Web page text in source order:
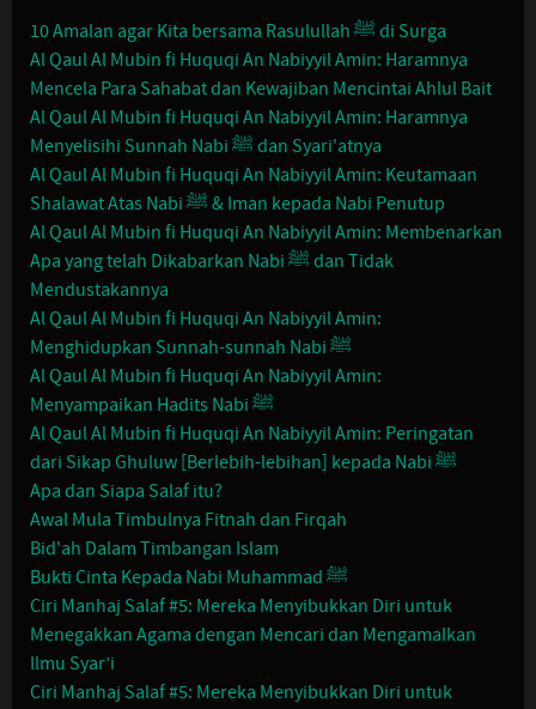
10 Amalan agar Kita bersama Rasulullah ﷺ di Surga
Al Qaul Al Mubin fi Huquqi An Nabiyyil Amin: Haramnya
Mencela Para Sahabat dan Kewajiban Mencintai Ahlul Bait
Al Qaul Al Mubin fi Huquqi An Nabiyyil Amin: Haramnya
Menyelisihi Sunnah Nabi ﷺ dan Syari'atnya
Al Qaul Al Mubin fi Huquqi An Nabiyyil Amin: Keutamaan
Shalawat Atas Nabi ﷺ & Iman kepada Nabi Penutup
Al Qaul Al Mubin fi Huquqi An Nabiyyil Amin: Membenarkan
Apa yang telah Dikabarkan Nabi ﷺ dan Tidak
Mendustakannya
Al Qaul Al Mubin fi Huquqi An Nabiyyil Amin:
Menghidupkan Sunnah-sunnah Nabi ﷺ
Al Qaul Al Mubin fi Huquqi An Nabiyyil Amin:
Menyampaikan Hadits Nabi ﷺ
Al Qaul Al Mubin fi Huquqi An Nabiyyil Amin: Peringatan
dari Sikap Ghuluw [Berlebih-lebihan] kepada Nabi ﷺ
Apa dan Siapa Salaf itu?
Awal Mula Timbulnya Fitnah dan Firqah
Bid'ah Dalam Timbangan Islam
Bukti Cinta Kepada Nabi Muhammad ﷺ
Ciri Manhaj Salaf #5: Mereka Menyibukkan Diri untuk
Menegakkan Agama dengan Mencari dan Mengamalkan
Ilmu Syar’i
Ciri Manhaj Salaf #5: Mereka Menyibukkan Diri untuk